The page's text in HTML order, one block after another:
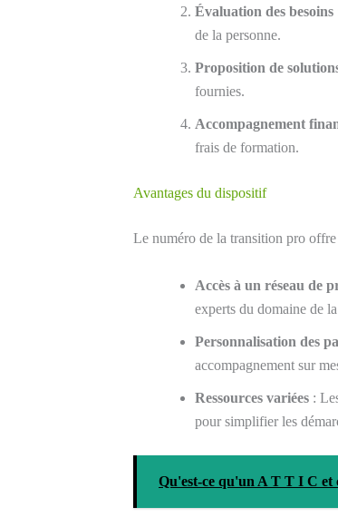
Évaluation des besoins
de la personne.
Proposition de
fournies.
Accompagnement
frais de formation.
Avantages du dispositif
Le numéro de la transition pro
Accès à un réseau de
experts du domaine de
Personnalisation des
accompagnement sur
Ressources variées :
pour simplifier les
Qu'est-ce qu'un A T T I C et